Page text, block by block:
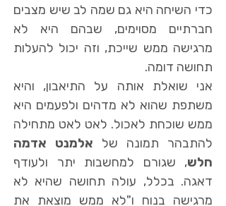
כדי השיחה היא גם שמה לב שיש מצבים
חברתיים מסוימים, שבהם היא לא
מרגישה ממש שייכת, וזה יכול להעלות
תחושה דומה.
אני שואלת אותה על התיאבון, והיא
משתפת שהוא לא מדהים ולפעמים היא
ממש שוכחת לאכול. לאט לאט מתחילה
להתבהר תמונה של אלמנט אדמה
חלש, שגורם למחשבות יתר ולעודף
דאגה. בכלל, עולה תחושה שהיא לא
מרגישה בנוח ו"לא ממש מוצאת את